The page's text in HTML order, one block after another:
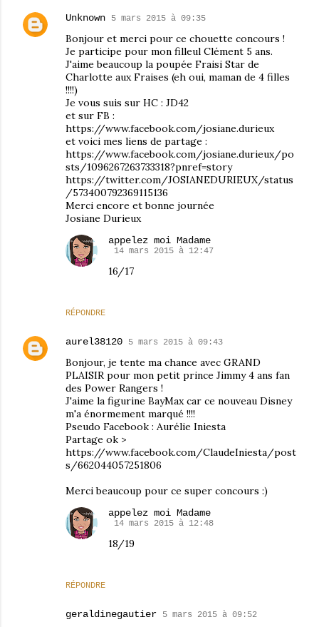
Unknown 5 mars 2015 à 09:35
Bonjour et merci pour ce chouette concours !
Je participe pour mon filleul Clément 5 ans.
J'aime beaucoup la poupée Fraisi Star de
Charlotte aux Fraises (eh oui, maman de 4 filles
!!!!)
Je vous suis sur HC : JD42
et sur FB :
https://www.facebook.com/josiane.durieux
et voici mes liens de partage :
https://www.facebook.com/josiane.durieux/po
sts/1096267263733318?pnref=story
https://twitter.com/JOSIANEDURIEUX/status
/573400792369115136
Merci encore et bonne journée
Josiane Durieux
RÉPONDRE
appelez moi Madame
14 mars 2015 à 12:47
16/17
aurel38120 5 mars 2015 à 09:43
Bonjour, je tente ma chance avec GRAND
PLAISIR pour mon petit prince Jimmy 4 ans fan
des Power Rangers !
J'aime la figurine BayMax car ce nouveau Disney
m'a énormement marqué !!!!
Pseudo Facebook : Aurélie Iniesta
Partage ok >
https://www.facebook.com/ClaudeIniesta/post
s/662044057251806
Merci beaucoup pour ce super concours :)
RÉPONDRE
appelez moi Madame
14 mars 2015 à 12:48
18/19
geraldinegautier 5 mars 2015 à 09:52